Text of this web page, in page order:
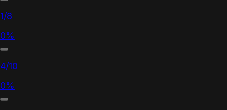
1/8
0%
4/10
0%